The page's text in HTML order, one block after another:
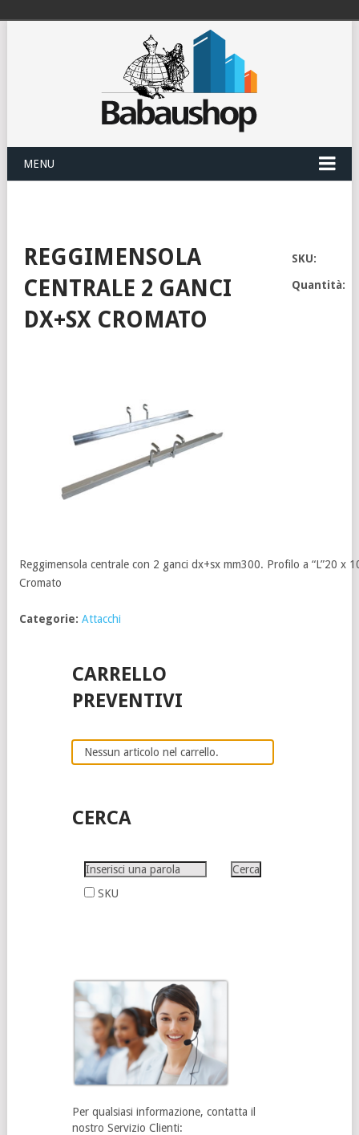
MENU
REGGIMENSOLA
CENTRALE 2 GANCI
DX+SX CROMATO
SKU:
Quantità:
Reggimensola centrale con 2 ganci dx+sx mm300. Profilo a “L”20 x
Cromato
Categorie: Attacchi
CARRELLO
PREVENTIVI
Nessun articolo nel carrello.
CERCA
SKU
Per qualsiasi informazione, contatta il
nostro Servizio Clienti: